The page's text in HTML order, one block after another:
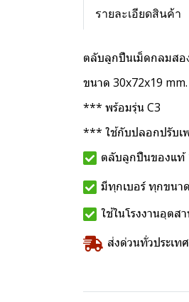
รายละเอียดสินค้า
ตลับลูกปืนเม็ดกลมสอ
ขนาด 30x72x19 mm.
*** พร้อมรุ่น C3
*** ใช้กับปลอกปรับเ
ตลับลูกปืนของแท้
มีทุกเบอร์ ทุกขนา
ใช้ในโรงงานอุตส
ส่งด่วนทั่วประเท